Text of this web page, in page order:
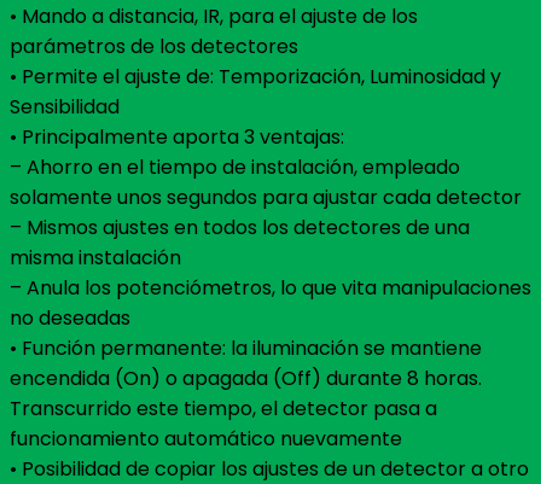
• Mando a distancia, IR, para el ajuste de los
parámetros de los detectores
• Permite el ajuste de: Temporización, Luminosidad y
Sensibilidad
• Principalmente aporta 3 ventajas:
– Ahorro en el tiempo de instalación, empleado
solamente unos segundos para ajustar cada detector
– Mismos ajustes en todos los detectores de una
misma instalación
– Anula los potenciómetros, lo que vita manipulaciones
no deseadas
• Función permanente: la iluminación se mantiene
encendida (On) o apagada (Off) durante 8 horas.
Transcurrido este tiempo, el detector pasa a
funcionamiento automático nuevamente
• Posibilidad de copiar los ajustes de un detector a otro